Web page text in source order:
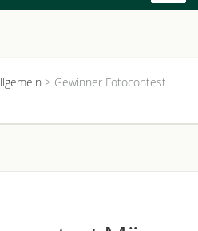
> Gewinner Fotocontest